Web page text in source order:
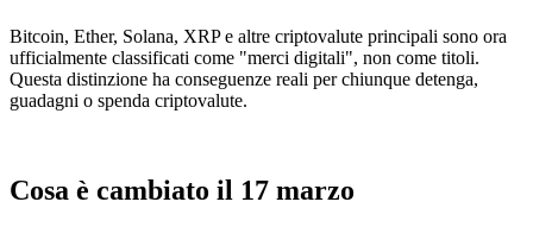
Bitcoin, Ether, Solana, XRP e altre criptovalute principali sono ora
ufficialmente classificati come "merci digitali", non come titoli.
Questa distinzione ha conseguenze reali per chiunque detenga,
guadagni o spenda criptovalute.
Cosa è cambiato il 17 marzo